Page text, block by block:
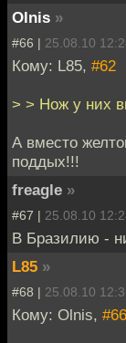
Olnis »
#66 | 25.08.10
Кому: L85, #62
> > Нож у них
А вместо
поддых!!!
freagle »
#67 | 25.08.10
В Бразилию -
L85 »
#68 | 25.08.10
Кому: Olnis, #66